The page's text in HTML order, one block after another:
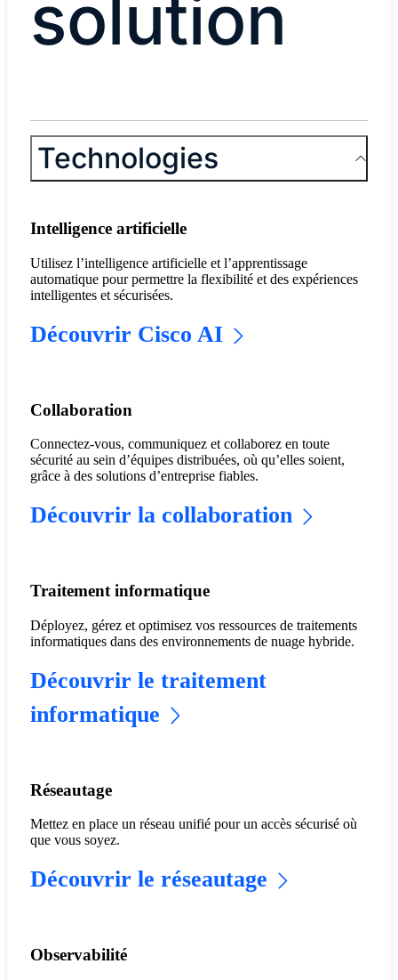
solution
Technologies
Intelligence artificielle
Utilisez l’intelligence artificielle et l’apprentissage
automatique pour permettre la flexibilité et des expériences
intelligentes et sécurisées.
Découvrir Cisco AI
​​Collaboration​
Connectez-vous, communiquez et collaborez en toute
sécurité au sein d’équipes distribuées, où qu’elles soient,
grâce à des solutions d’entreprise fiables.
Découvrir la collaboration
Traitement informatique
Déployez, gérez et optimisez vos ressources de traitements
informatiques dans des environnements de nuage hybride.
Découvrir le traitement
informatique
Réseautage
Mettez en place un réseau unifié pour un accès sécurisé où
que vous soyez.
Découvrir le réseautage
Observabilité